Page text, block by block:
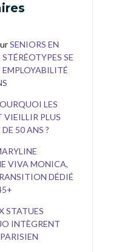
SENIORS EN
SE
EMPLOYABILITÉ
LES
VIEILLIR PLUS
50 ANS ?
VIVA MONICA,
DÉDIÉ
STATUES
INTÈGRENT